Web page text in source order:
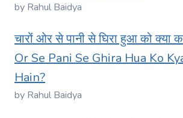
by Rahul Baidya
चारों ओर से पानी से घिरा हुआ को क्या
Or Se Pani Se Ghira Hua Ko
Hain?
by Rahul Baidya